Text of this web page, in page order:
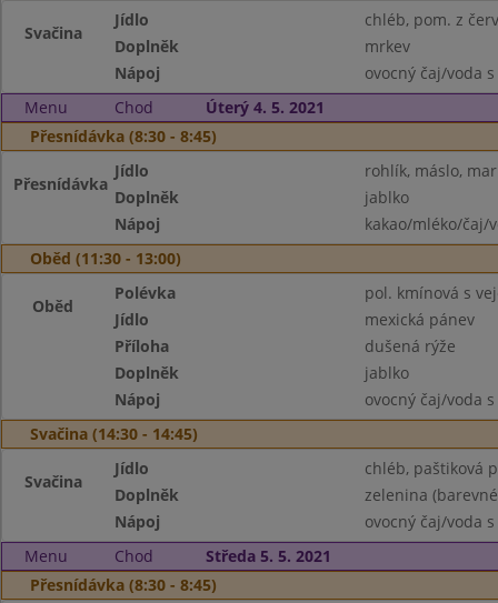
Svačina
Jídlo
chléb, pom. z
Doplněk
mrkev
Nápoj
ovocný čaj/voda
Menu
Chod
Úterý 4. 5. 2021
Přesnídávka (8:30 - 8:45)
Přesnídávka
Jídlo
rohlík, máslo,
Doplněk
jablko
Nápoj
kakao/mléko/čaj/
Oběd (11:30 - 13:00)
Oběd
Polévka
pol. kmínová s
Jídlo
mexická pánev
Příloha
dušená rýže
Doplněk
jablko
Nápoj
ovocný čaj/voda
Svačina (14:30 - 14:45)
Svačina
Jídlo
chléb, paštiková
Doplněk
zelenina
Nápoj
ovocný čaj/voda
Menu
Chod
Středa 5. 5. 2021
Přesnídávka (8:30 - 8:45)